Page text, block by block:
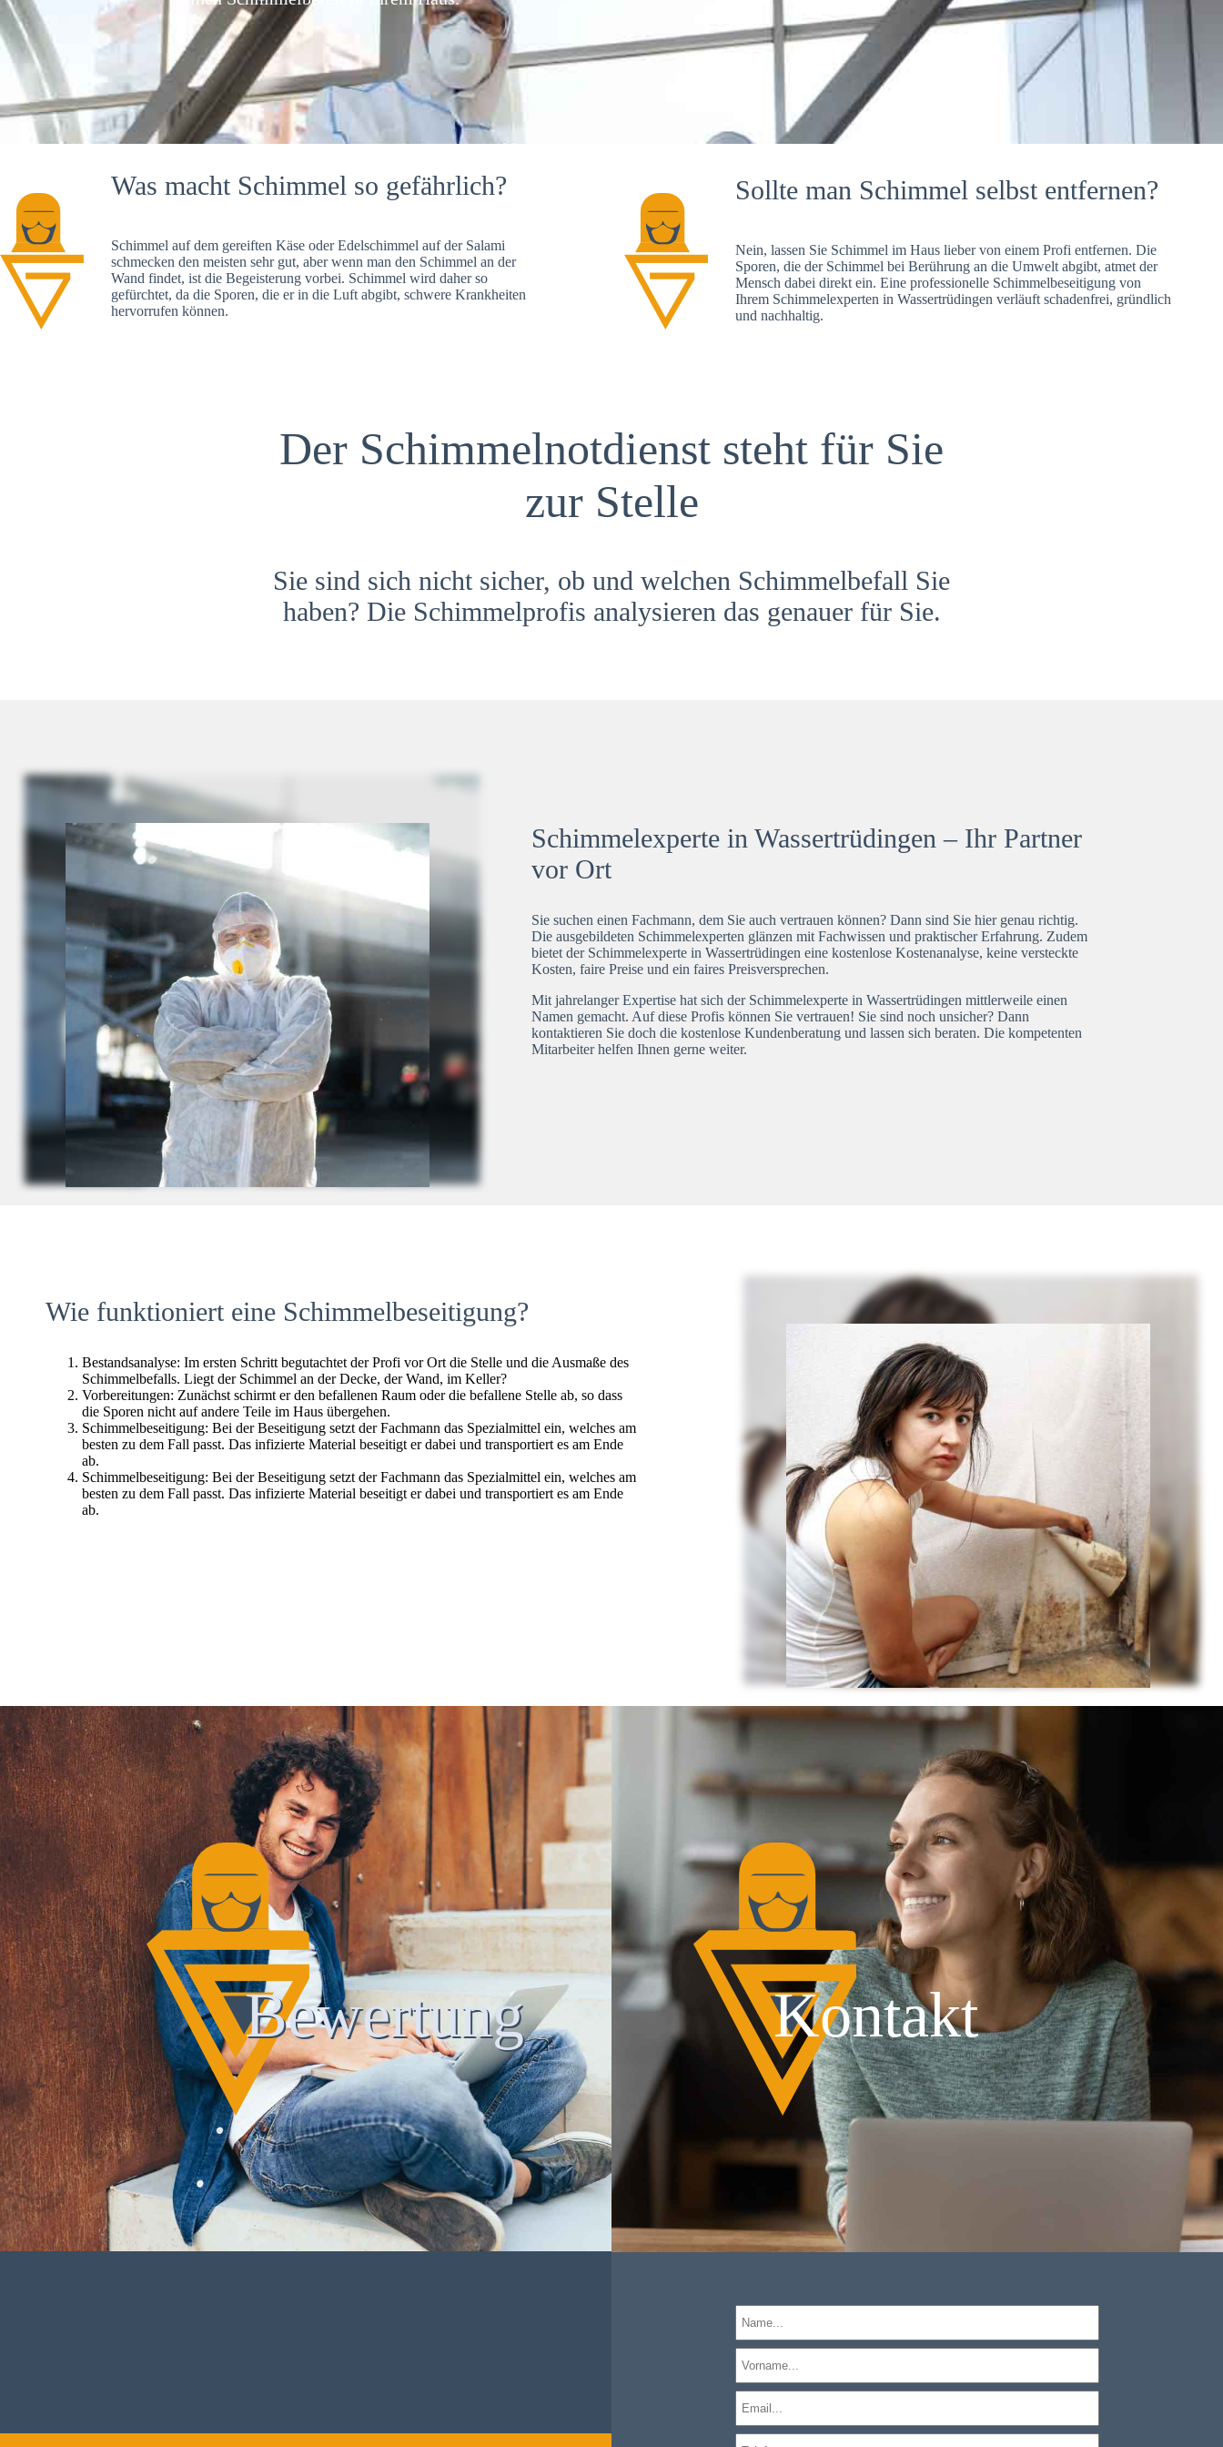
Was macht Schimmel so gefährlich?
Schimmel auf dem gereiften Käse oder Edelschimmel auf der Salami
schmecken den meisten sehr gut, aber wenn man den Schimmel an der
Wand findet, ist die Begeisterung vorbei. Schimmel wird daher so
gefürchtet, da die Sporen, die er in die Luft abgibt, schwere Krankheiten
hervorrufen können.
Sollte man Schimmel selbst entfernen?
Nein, lassen Sie Schimmel im Haus lieber von einem Profi entfernen. Die
Sporen, die der Schimmel bei Berührung an die Umwelt abgibt, atmet der
Mensch dabei direkt ein. Eine professionelle Schimmelbeseitigung von
Ihrem Schimmelexperten in Wassertrüdingen verläuft schadenfrei, gründlich
und nachhaltig.
Der Schimmelnotdienst steht für Sie
zur Stelle
Sie sind sich nicht sicher, ob und welchen Schimmelbefall Sie
haben? Die Schimmelprofis analysieren das genauer für Sie.
Schimmelexperte in Wassertrüdingen – Ihr Partner
vor Ort
Sie suchen einen Fachmann, dem Sie auch vertrauen können? Dann sind Sie hier genau richtig.
Die ausgebildeten Schimmelexperten glänzen mit Fachwissen und praktischer Erfahrung. Zudem
bietet der Schimmelexperte in Wassertrüdingen eine kostenlose Kostenanalyse, keine versteckte
Kosten, faire Preise und ein faires Preisversprechen.
Mit jahrelanger Expertise hat sich der Schimmelexperte in Wassertrüdingen mittlerweile einen
Namen gemacht. Auf diese Profis können Sie vertrauen! Sie sind noch unsicher? Dann
kontaktieren Sie doch die kostenlose Kundenberatung und lassen sich beraten. Die kompetenten
Mitarbeiter helfen Ihnen gerne weiter.
Wie funktioniert eine Schimmelbeseitigung?
Bestandsanalyse: Im ersten Schritt begutachtet der Profi vor Ort die Stelle und die Ausmaße des
Schimmelbefalls. Liegt der Schimmel an der Decke, der Wand, im Keller?
Vorbereitungen: Zunächst schirmt er den befallenen Raum oder die befallene Stelle ab, so dass
die Sporen nicht auf andere Teile im Haus übergehen.
Schimmelbeseitigung: Bei der Beseitigung setzt der Fachmann das Spezialmittel ein, welches am
besten zu dem Fall passt. Das infizierte Material beseitigt er dabei und transportiert es am Ende
ab.
Schimmelbeseitigung: Bei der Beseitigung setzt der Fachmann das Spezialmittel ein, welches am
besten zu dem Fall passt. Das infizierte Material beseitigt er dabei und transportiert es am Ende
ab.
Bewertung Kontakt